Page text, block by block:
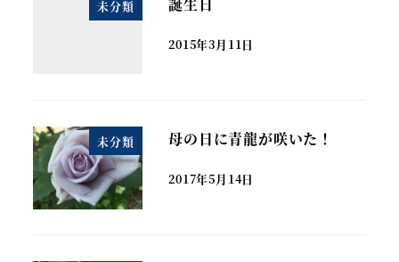
未分類
2015年3月11日
未分類 母の日に青龍が咲いた！
2017年5月14日